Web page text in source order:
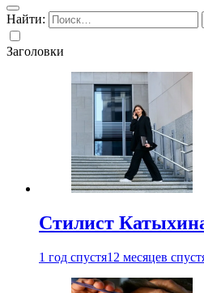
Найти:
Заголовки
Стилист
1 год спустя12 месяцев